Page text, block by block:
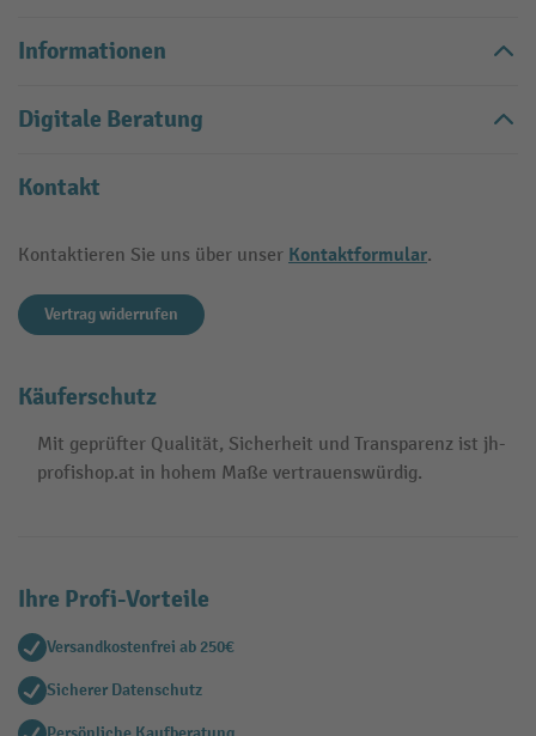
Informationen
Digitale Beratung
Kontakt
Kontaktieren Sie uns über unser Kontaktformular.
Vertrag widerrufen
Käuferschutz
Mit geprüfter Qualität, Sicherheit und Transparenz ist jh-
profishop.at in hohem Maße vertrauenswürdig.
Ihre Profi-Vorteile
Versandkostenfrei ab 250€
Sicherer Datenschutz